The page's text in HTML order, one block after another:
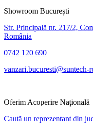
Showroom București
Str. Principală nr. 217/2,
România
0742 120 690
vanzari.bucuresti@suntech-
Oferim Acoperire Națională
Caută un reprezentant din